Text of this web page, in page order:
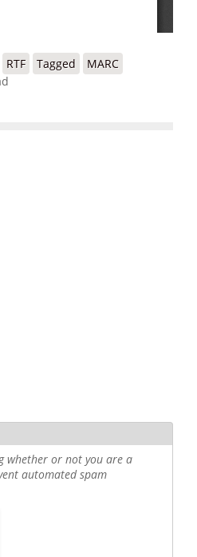
RTF Tagged
MARC
whether or not you are a
automated spam